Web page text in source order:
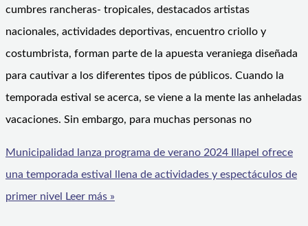
cumbres rancheras- tropicales, destacados artistas
nacionales, actividades deportivas, encuentro criollo y
costumbrista, forman parte de la apuesta veraniega diseñada
para cautivar a los diferentes tipos de públicos. Cuando la
temporada estival se acerca, se viene a la mente las anheladas
vacaciones. Sin embargo, para muchas personas no
Municipalidad lanza programa de verano 2024 Illapel ofrece
una temporada estival llena de actividades y espectáculos de
primer nivel
Leer más »